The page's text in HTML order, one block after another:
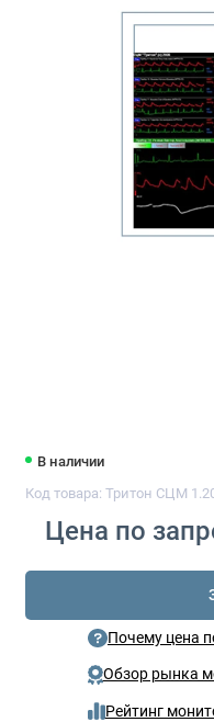
В наличии
Код товара: Тритон СЦМ
Цена по
Почему цена
Обзор рынка
Рейтинг